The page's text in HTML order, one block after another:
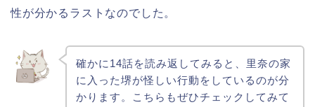
性が分かるラストなのでした。
確かに14話を読み返してみると、里奈の家
に入った堺が怪しい行動をしているのが分
かります。こちらもぜひチェックしてみて